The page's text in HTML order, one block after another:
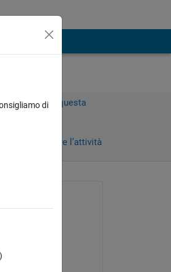
rispondere a questa
per seguire l’attività
di